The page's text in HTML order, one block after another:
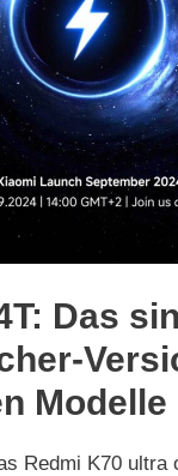
Das
Modelle
Redmi K70 ultra